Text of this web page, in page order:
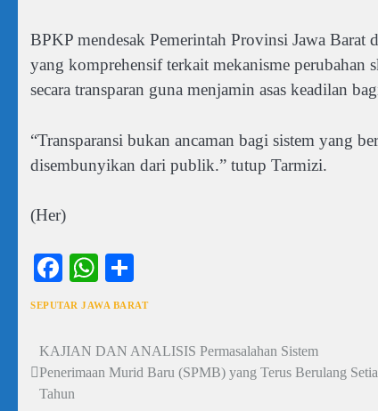
BPKP mendesak Pemerintah Provinsi Jawa Barat
yang komprehensif terkait mekanisme perubahan
secara transparan guna menjamin asas keadilan
“Transparansi bukan ancaman bagi sistem yang
disembunyikan dari publik.” tutup Tarmizi.
(Her)
Facebook
WhatsApp
SEPUTAR JAWA BARAT
Navigasi
pos
KAJIAN DAN ANALISIS Permasalahan Sistem
Penerimaan Murid Baru (SPMB) yang Terus Berulang
Tahun